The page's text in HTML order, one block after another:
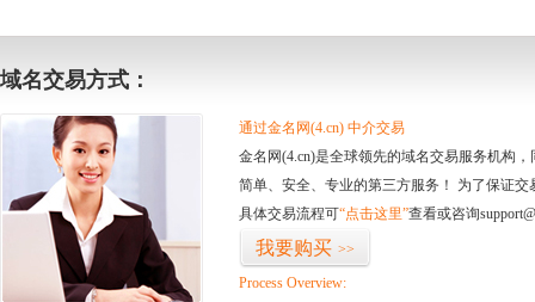
域名交易方式：
通过金名网(4.cn) 中介交易
金名网(4.cn)是全球领先的域名交易服务机构
简单、安全、专业的第三方服务！ 为了保证
具体交易流程可“点击这里”查看或咨询
我要购买 >>
Process Overview: